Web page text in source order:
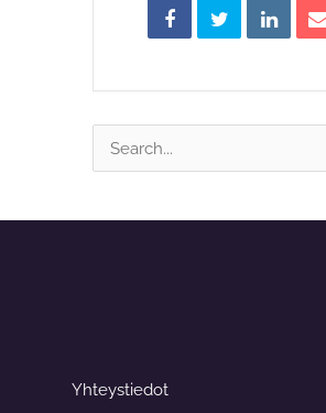
Search
Yhteystiedot